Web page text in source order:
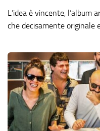
L’idea è vincente, l’album
che decisamente originale